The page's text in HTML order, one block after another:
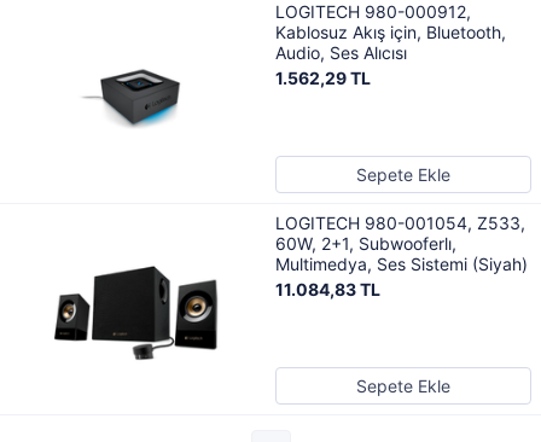
LOGITECH 980-000912,
Kablosuz Akış için, Bluetooth,
Audio, Ses Alıcısı
1.562,29 TL
Sepete Ekle
LOGITECH 980-001054, Z533,
60W, 2+1, Subwooferlı,
Multimedya, Ses Sistemi (Siyah)
11.084,83 TL
Sepete Ekle